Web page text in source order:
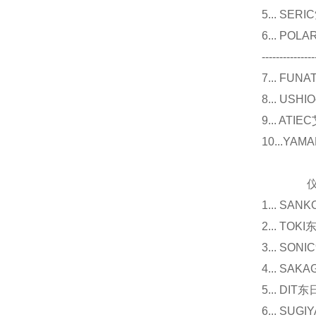
5...
6...
7...
8...
9...
仪器
1...
2... TOKI
3...
4...
5... DIT东
6...